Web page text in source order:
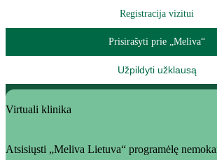
Registracija vizitui
Prisirašyti prie „Meliva“
Užpildyti užklausą
Virtuali klinika
Atsisiųsti „Meliva Lietuva“ programėlę